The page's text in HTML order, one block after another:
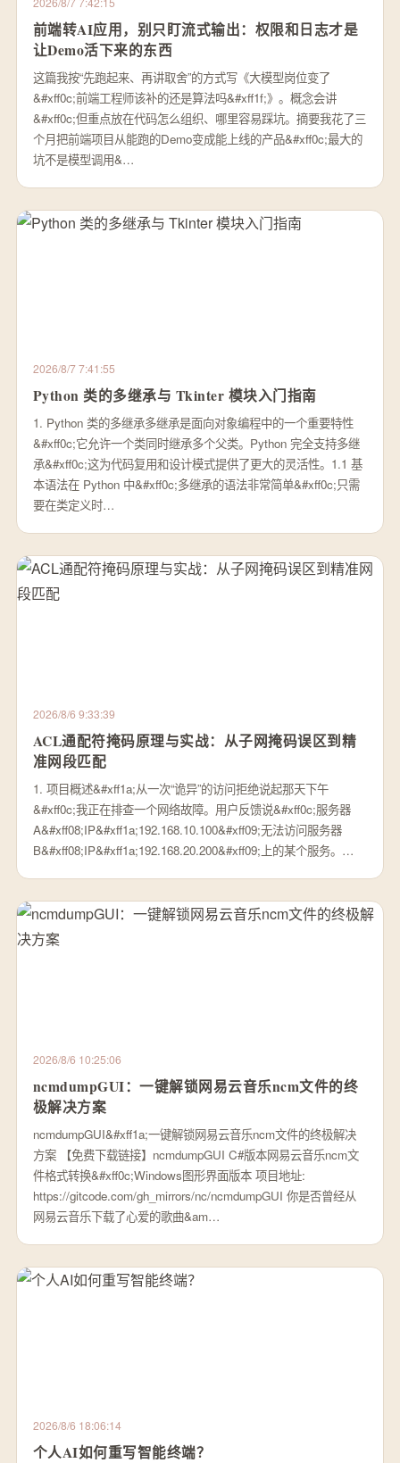
前端转AI应用，别只盯流式输出：权限和日志才是
让Demo活下来的东西
这篇我按“先跑起来、再讲取舍”的方式写《大模型岗位变了
&#xff0c;前端工程师该补的还是算法吗&#xff1f;》。概念会讲
&#xff0c;但重点放在代码怎么组织、哪里容易踩坑。摘要我花了三
个月把前端项目从能跑的Demo变成能上线的产品&#xff0c;最大的
坑不是模型调用&…
2026/8/7 7:41:55
Python 类的多继承与 Tkinter 模块入门指南
1. Python 类的多继承多继承是面向对象编程中的一个重要特性
&#xff0c;它允许一个类同时继承多个父类。Python 完全支持多继
承&#xff0c;这为代码复用和设计模式提供了更大的灵活性。1.1 基
本语法在 Python 中&#xff0c;多继承的语法非常简单&#xff0c;只需
要在类定义时…
2026/8/6 9:33:39
ACL通配符掩码原理与实战：从子网掩码误区到精
准网段匹配
1. 项目概述&#xff1a;从一次“诡异”的访问拒绝说起那天下午
&#xff0c;我正在排查一个网络故障。用户反馈说&#xff0c;服务器
A&#xff08;IP&#xff1a;192.168.10.100&#xff09;无法访问服务器
B&#xff08;IP&#xff1a;192.168.20.200&#xff09;上的某个服务。…
2026/8/6 10:25:06
ncmdumpGUI：一键解锁网易云音乐ncm文件的终
极解决方案
ncmdumpGUI&#xff1a;一键解锁网易云音乐ncm文件的终极解决
方案 【免费下载链接】ncmdumpGUI C#版本网易云音乐ncm文
件格式转换&#xff0c;Windows图形界面版本 项目地址:
https://gitcode.com/gh_mirrors/nc/ncmdumpGUI 你是否曾经从
网易云音乐下载了心爱的歌曲&am…
2026/8/6 18:06:14
个人AI如何重写智能终端？